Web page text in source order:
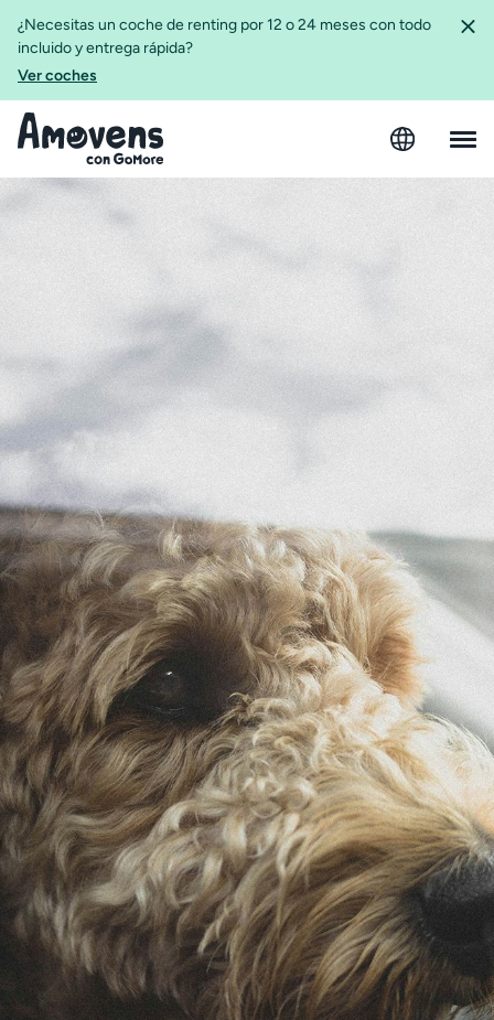
¿Necesitas un coche de renting por 12 o 24 meses con todo
incluido y entrega rápida?
Ver coches